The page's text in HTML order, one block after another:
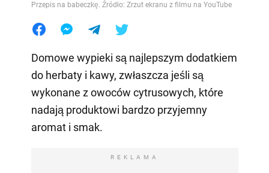
Przepis na babeczkę. Źródło: Zrzut ekranu z filmu na YouTube
Domowe wypieki są najlepszym dodatkiem
do herbaty i kawy, zwłaszcza jeśli są
wykonane z owoców cytrusowych, które
nadają produktowi bardzo przyjemny
aromat i smak.
REKLAMA